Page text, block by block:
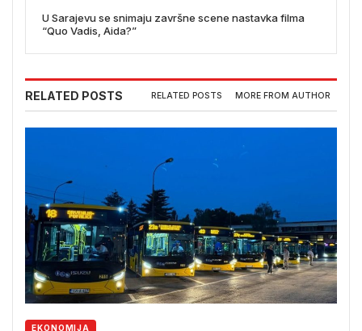
U Sarajevu se snimaju završne scene nastavka filma
“Quo Vadis, Aida?”
RELATED POSTS RELATED POSTS MORE FROM AUTHOR
EKONOMIJA